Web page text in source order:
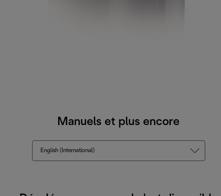
Manuels et plus encore
English (International)